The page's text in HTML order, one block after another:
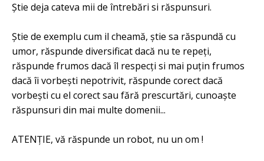
Știe deja cateva mii de întrebări si răspunsuri.
Știe de exemplu cum il cheamă, știe sa răspundă cu
umor, răspunde diversificat dacă nu te repeți,
răspunde frumos dacă îl respecți si mai puțin frumos
dacă îi vorbești nepotrivit, răspunde corect dacă
vorbești cu el corect sau fără prescurtări, cunoaște
răspunsuri din mai multe domenii...
ATENȚIE, vă răspunde un robot, nu un om !